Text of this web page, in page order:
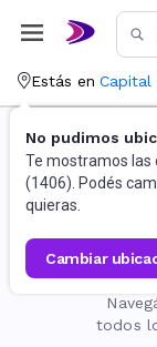
Estás en Capital
No pudimos
Te mostramos las
(1406). Podés
quieras.
cambiar
todos